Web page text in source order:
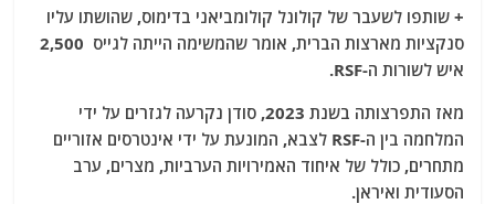
+ שותפו לשעבר של קולונל קולומביאני בדימוס, שהושתו עליו
סנקציות מארצות הברית, אומר שהמשימה הייתה לגייס 2,500
איש לשורות ה-RSF.
מאז התפרצותה בשנת 2023, סודן נקרעה לגזרים על ידי
המלחמה בין ה-RSF לצבא, המונעת על ידי אינטרסים אזוריים
מתחרים, כולל של איחוד האמירויות הערביות, מצרים, ערב
הסעודית ואיראן.